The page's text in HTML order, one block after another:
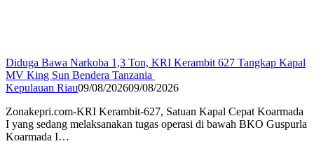
Diduga Bawa Narkoba 1,3 Ton, KRI Kerambit 627 Tangkap Kapal
MV King Sun Bendera Tanzania
Kepulauan Riau09/08/202609/08/2026
Zonakepri.com-KRI Kerambit-627, Satuan Kapal Cepat Koarmada
I yang sedang melaksanakan tugas operasi di bawah BKO Guspurla
Koarmada I…